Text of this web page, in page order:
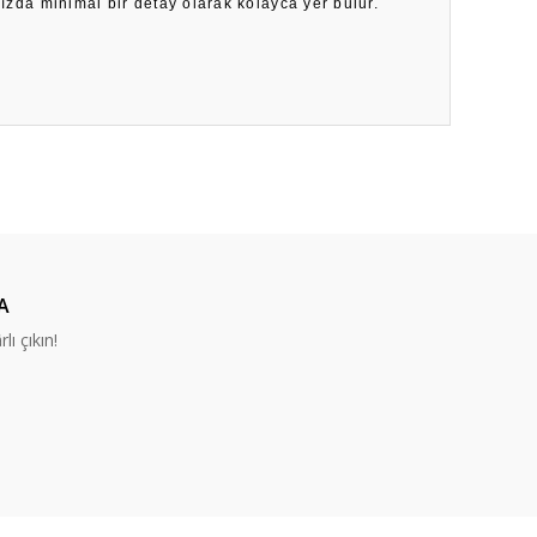
minimal bir detay olarak kolayca yer bulur.
çıkın!